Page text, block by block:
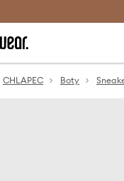
CHLAPEC Boty